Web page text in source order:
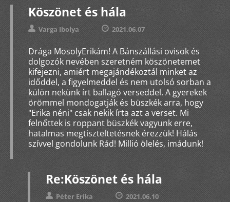
Köszönet és hála
Varga Ibolya 2021.06.07
Drága MosolyErikám! A Bánszállási ovisok és
dolgozók nevében szeretném köszönetemet
kifejezni, amiért megajándékoztál minket az
időddel, a figyelmeddel és nem utolsó sorban a
külön nekünk írt ballagó verseddel. A gyerekek
örömmel mondogatják és büszkék arra, hogy
"Erika néni" csak nekik írta azt a verset. Mi
felnőttek is roppant büszkék vagyunk erre,
hatalmas megtiszteltetésnek érezzük! Hálás
szívvel gondolunk Rád! Millió ölelés, imádunk!
Re:Köszönet és hála
Péter Erika 2021.06.10